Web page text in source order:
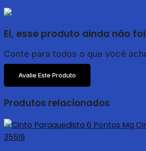
Ei, esse produto ainda não
Conte para todos o que você
Avalie Este Produto
Produtos relacionados